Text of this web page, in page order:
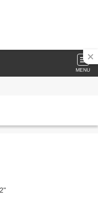
MENU